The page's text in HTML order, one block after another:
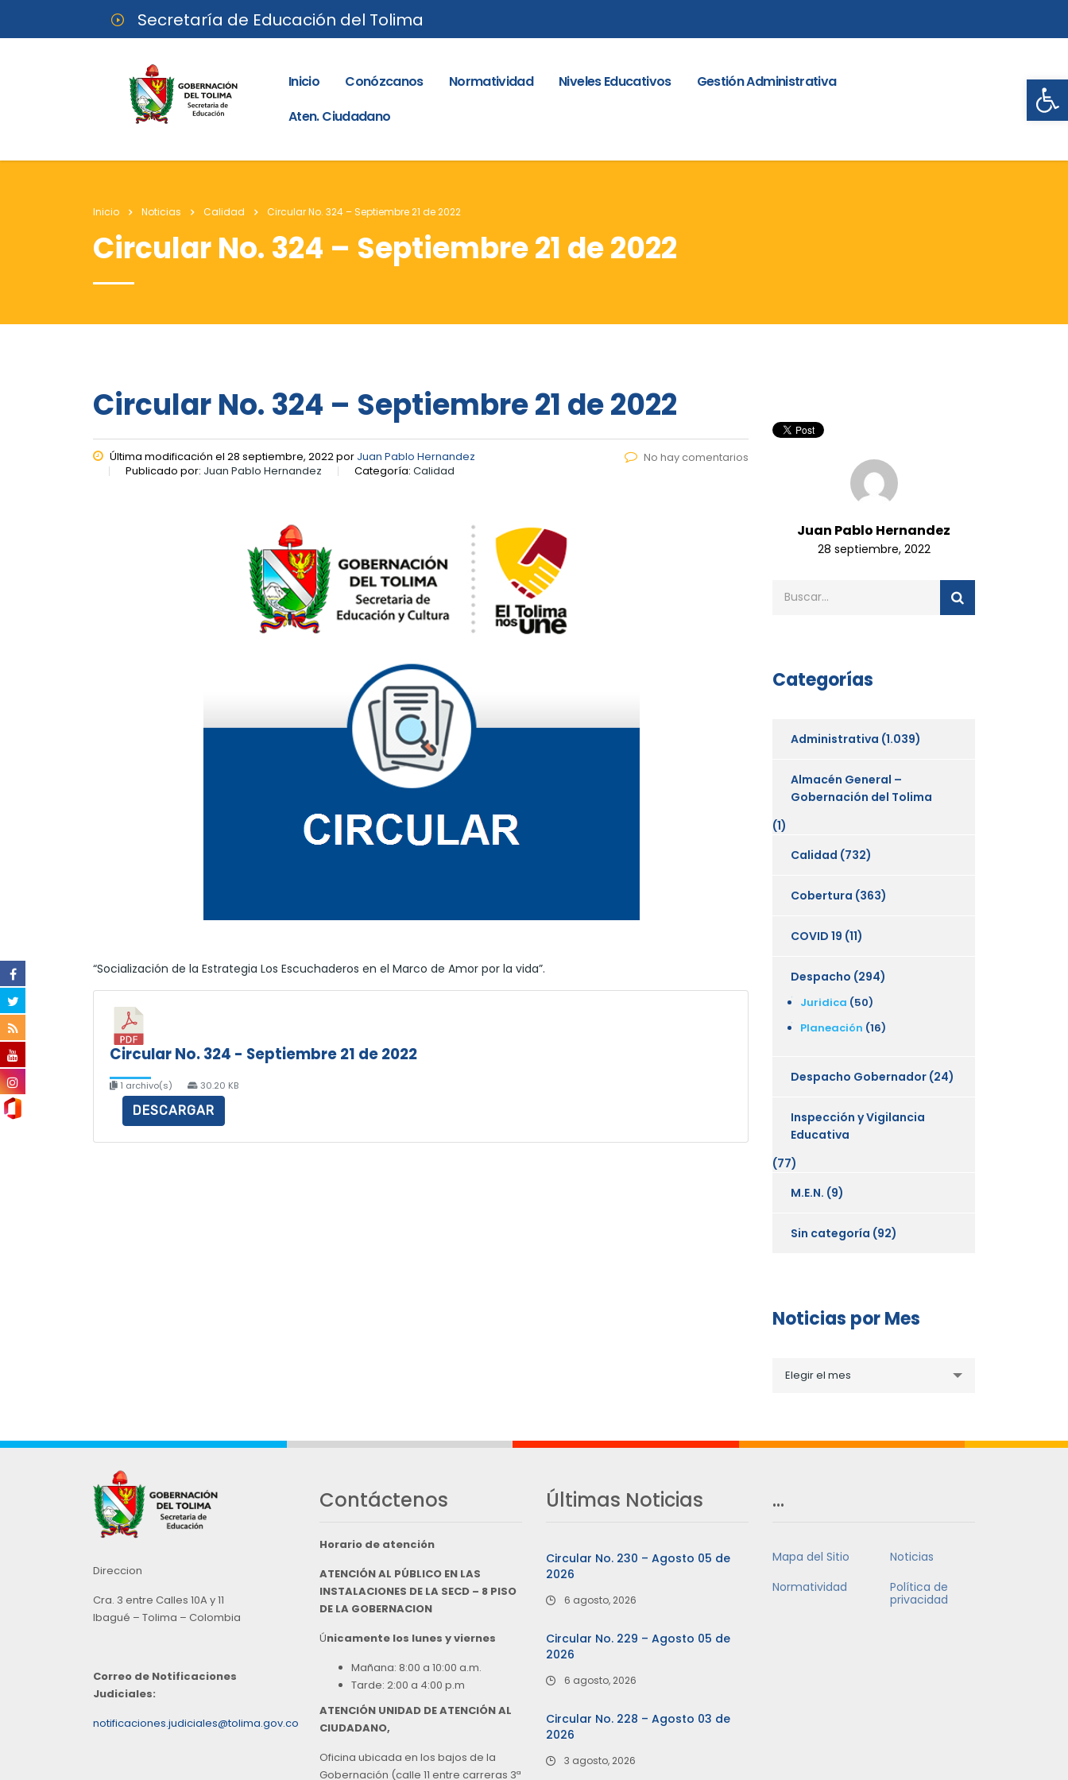
Secretaría de Educación del Tolima
Inicio Conózcanos Normatividad Niveles Educativos
Gestión Administrativa
Aten. Ciudadano
Inicio Noticias Calidad Circular No. 324 – Septiembre 21 de 2022
Circular No. 324 – Septiembre 21 de 2022
Circular No. 324 – Septiembre 21 de 2022
Última modificación el 28 septiembre, 2022 por Juan Pablo Hernandez
Publicado por: Juan Pablo Hernandez Categoría: Calidad
No hay comentarios
“Socialización de la Estrategia Los Escuchaderos en el Marco de Amor por la vida”.
Circular No. 324 - Septiembre 21 de 2022
1 archivo(s) 30.20 KB
DESCARGAR
Juan Pablo Hernandez
28 septiembre, 2022
Categorías
Administrativa (1.039)
Almacén General –
Gobernación del Tolima
(1)
Calidad (732)
Cobertura (363)
COVID 19 (11)
Despacho (294)
Juridica (50)
Planeación (16)
Despacho Gobernador (24)
Inspección y Vigilancia
Educativa
(77)
M.E.N. (9)
Sin categoría (92)
Noticias por Mes
porElegir el mes
Direccion
Cra. 3 entre Calles 10A y 11
Ibagué – Tolima – Colombia
Correo de Notificaciones
Judiciales:
notificaciones.judiciales@tolima.gov.co
Contáctenos
Horario de atención
ATENCIÓN AL PÚBLICO EN LAS
INSTALACIONES DE LA SECD – 8 PISO
DE LA GOBERNACION
Únicamente los lunes y viernes
Mañana: 8:00 a 10:00 a.m.
Tarde: 2:00 a 4:00 p.m
ATENCIÓN UNIDAD DE ATENCIÓN AL
CIUDADANO,
Oficina ubicada en los bajos de la
Gobernación (calle 11 entre carreras 3ª
Últimas Noticias
Circular No. 230 – Agosto 05 de
2026
6 agosto, 2026
Circular No. 229 – Agosto 05 de
2026
6 agosto, 2026
Circular No. 228 – Agosto 03 de
2026
3 agosto, 2026
…
Mapa del Sitio
Noticias
Normatividad
Política de
privacidad